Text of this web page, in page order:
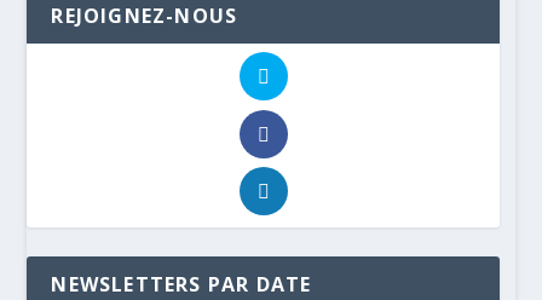
REJOIGNEZ-NOUS
NEWSLETTERS PAR DATE